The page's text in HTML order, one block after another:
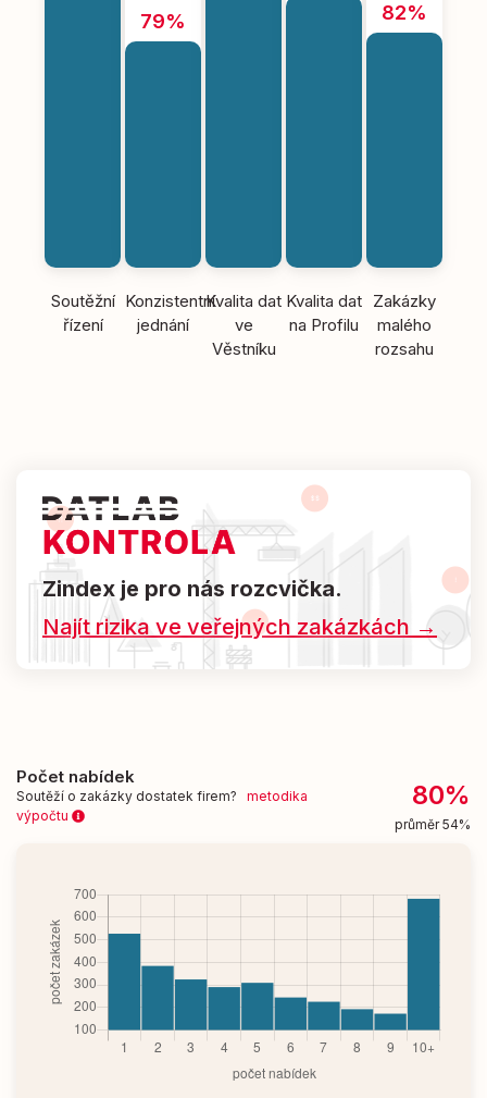
Soutěžní
řízení
79%
Konzistentní
jednání
Kvalita dat
ve
Věstníku
Kvalita dat
na Profilu
82%
Zakázky
malého
rozsahu
Zindex je pro nás rozcvička.
Najít rizika ve veřejných zakázkách →
Počet nabídek
Soutěží o zakázky dostatek firem? metodika
výpočtu
80%
průměr 54%